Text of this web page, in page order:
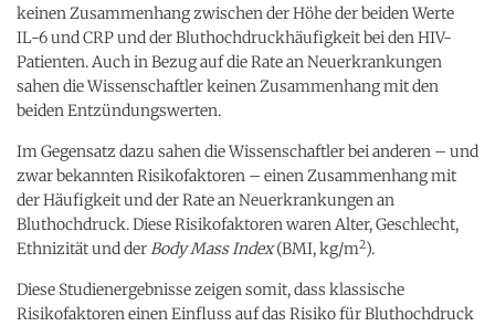
keinen Zusammenhang zwischen der Höhe der beiden Werte
IL-6 und CRP und der Bluthochdruckhäufigkeit bei den HIV-
Patienten. Auch in Bezug auf die Rate an Neuerkrankungen
sahen die Wissenschaftler keinen Zusammenhang mit den
beiden Entzündungswerten.
Im Gegensatz dazu sahen die Wissenschaftler bei anderen – und
zwar bekannten Risikofaktoren – einen Zusammenhang mit
der Häufigkeit und der Rate an Neuerkrankungen an
Bluthochdruck. Diese Risikofaktoren waren Alter, Geschlecht,
Ethnizität und derBody Mass Index(BMI, kg/m2).
Diese Studienergebnisse zeigen somit, dass klassische
Risikofaktoren einen Einfluss auf das Risiko für Bluthochdruck